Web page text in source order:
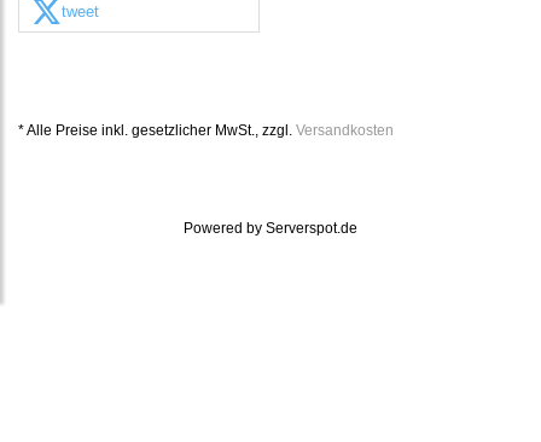
tweet
* Alle Preise inkl. gesetzlicher MwSt., zzgl. Versandkosten
Powered by Serverspot.de